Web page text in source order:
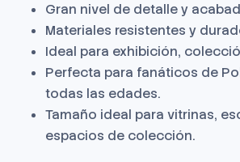
Gran nivel de detalle y
Materiales resistentes y
Ideal para exhibición,
Perfecta para fanáticos de
todas las edades.
Tamaño ideal para vitrinas,
espacios de colección.